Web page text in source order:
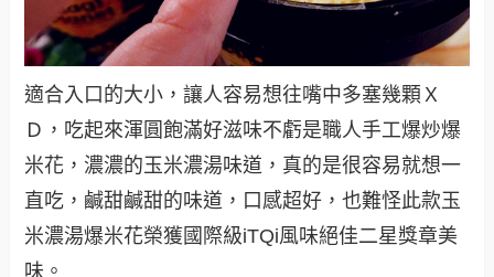
適合入口的大小，讓人容易想往嘴中多塞幾顆Ｘ
Ｄ，吃起來渾圓飽滿好滋味不虧是職人手工爆炒爆
米花，濃濃的玉米濃湯味道，真的是很容易就想一
直吃，鹹甜鹹甜的味道，口感超好，也難怪此款玉
米濃湯爆米花榮獲國際級iTQi風味絕佳二星獎章美
味。